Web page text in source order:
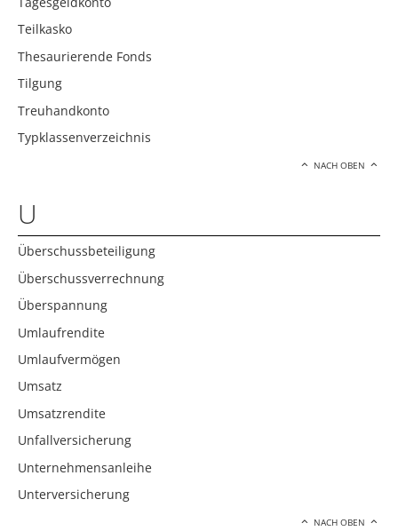
Teilkasko
Thesaurierende Fonds
Tilgung
Treuhandkonto
Typklassenverzeichnis
NACH OBEN
U
Überschussbeteiligung
Überschussverrechnung
Überspannung
Umlaufrendite
Umlaufvermögen
Umsatz
Umsatzrendite
Unfallversicherung
Unternehmensanleihe
Unterversicherung
NACH OBEN